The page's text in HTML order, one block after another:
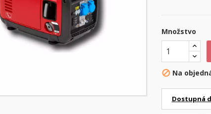
Množstvo
 Na
Dostupná